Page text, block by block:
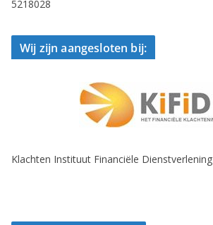
5218028
Wij zijn aangesloten bij:
Klachten Instituut Financiële Dienstverlening